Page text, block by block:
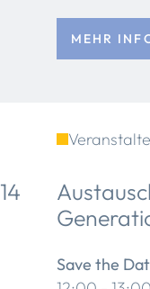
MEHR
14
Save the